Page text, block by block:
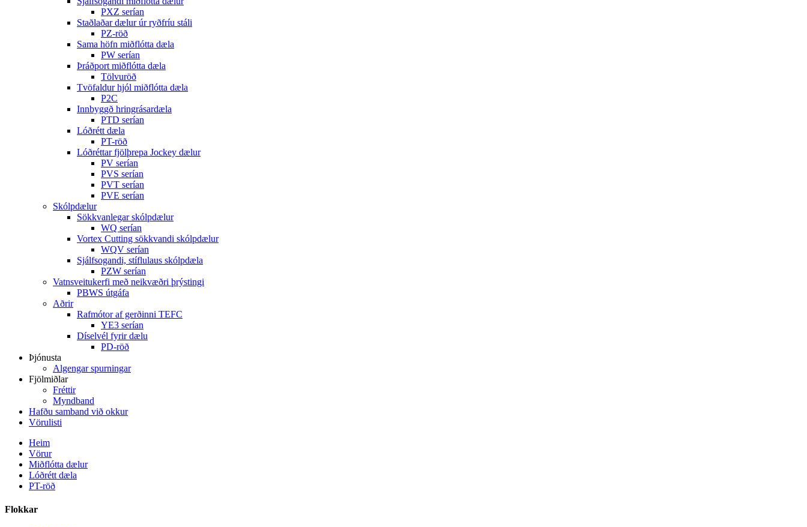
PXZ serían
Staðlaðar dælur úr ryðfríu stáli
PZ-röð
Sama höfn miðflótta dæla
PW serían
Þráðport miðflótta dæla
Tölvuröð
Tvöfaldur hjól miðflótta dæla
P2C
Innbyggð hringrásardæla
PTD serían
Lóðrétt dæla
PT-röð
Lóðréttar fjölþrepa Jockey dælur
PV serían
PVS serían
PVT serían
PVE serían
Skólpdælur
Sökkvanlegar skólpdælur
WQ serían
Vortex Cutting sökkvandi skólpdælur
WQV serían
Sjálfsogandi, stíflulaus skólpdæla
PZW serían
Vatnsveitukerfi með neikvæðri þrýstingi
PBWS útgáfa
Aðrir
Rafmótor af gerðinni TEFC
YE3 serían
Díselvél fyrir dælu
PD-röð
Þjónusta
Algengar spurningar
Fjölmiðlar
Fréttir
Myndband
Hafðu samband við okkur
Vörulisti
Heim
Vörur
Miðflótta dælur
Lóðrétt dæla
PT-röð
Flokkar